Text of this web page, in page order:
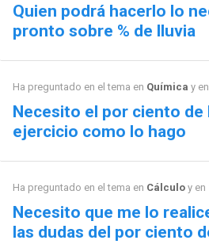
Quien podrá hacerlo lo
pronto sobre % de lluvia
Ha preguntado en el tema en Química y
Necesito el por ciento de
ejercicio como lo hago
Ha preguntado en el tema en Cálculoy en
Necesito que me lo
las dudas del por ciento